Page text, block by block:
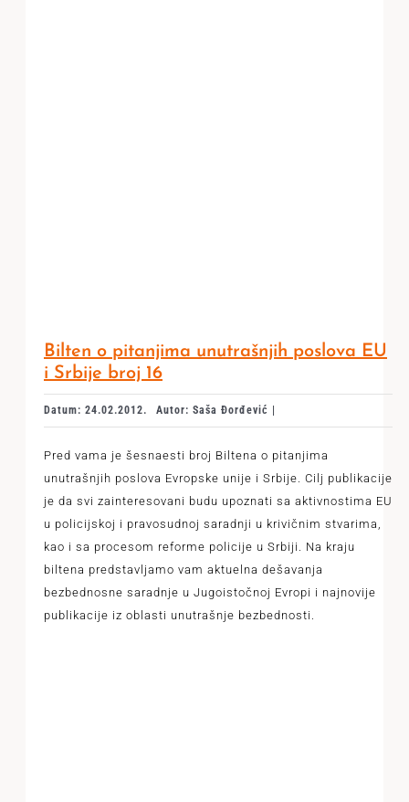
Bilten o pitanjima unutrašnjih poslova EU
i Srbije broj 16
Datum: 24.02.2012. Autor: Saša Đorđević |
Pred vama je šesnaesti broj Biltena o pitanjima
unutrašnjih poslova Evropske unije i Srbije. Cilj publikacije
je da svi zainteresovani budu upoznati sa aktivnostima EU
u policijskoj i pravosudnoj saradnji u krivičnim stvarima,
kao i sa procesom reforme policije u Srbiji. Na kraju
biltena predstavljamo vam aktuelna dešavanja
bezbednosne saradnje u Jugoistočnoj Evropi i najnovije
publikacije iz oblasti unutrašnje bezbednosti.